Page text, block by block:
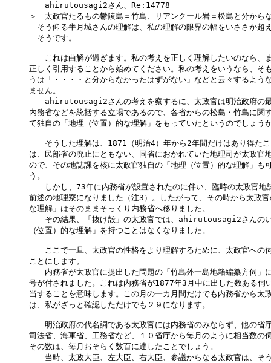
ahirutousagi2さん、Re:14778
＞　太政官たるもの鬱陵島＝竹島、リアンクール岩＝松島と分から
そう仰る半月城さんの理解は、私の理解の限界の幅をいささか超
そうです。
これは曲解が過ぎます。私の考えを正しく理解したいのなら、
正しく引用することから始めてください。私の考えをいうなら、そ
うは「・・・・と分からなかったはずがない」などと云々するよう
ません。
ahirutousagi2さんの考えを察するに、太政官は明治政府の最
内務省などを統括する立場であるので、各省からの松島・竹島に関
て独自の「地理（位置）的な理解」をもっていたというのでしょう
そうした理解は、1871（明治4）年から2年間だけはあり得たこ
は、民部省の廃止にともない、同省におかれていた地理司が太政官
ので、その地誌課を核に太政官独自の「地理（位置）的な理解」も
う。
しかし、73年に内務省が設置されたのに伴い、臨時の太政官地
前述の地理寮になりました（注3）。したがって、その時から太政
な理解」はそのままそっくり内務省へ移りました。
その結果、「抜け殻」の太政官では、ahirutousagi2さんのい
（位置）的な理解」を持つことはなくなりました。
ここで一旦、太政官の性格をより理解するために、太政官への
ことにします。
内務省が太政官に提出した問題の「竹島外一島地籍編纂方伺」
号が付されました。これは内務省が1877年3月中に出した数ある伺
当することを意味します。この月の一カ月間だけでも内務省から太
は、私がざっと確認しただけでも２９になります。
明治政府の代名詞である太政官には内務省のみならず、他の省
司法省、海軍省、工務省など、１０省庁から毎月のように相当数の
その数は、毎月おそらく数百に達したことでしょう。
当時、太政大臣、左大臣、右大臣、参議からなる太政官は、そ